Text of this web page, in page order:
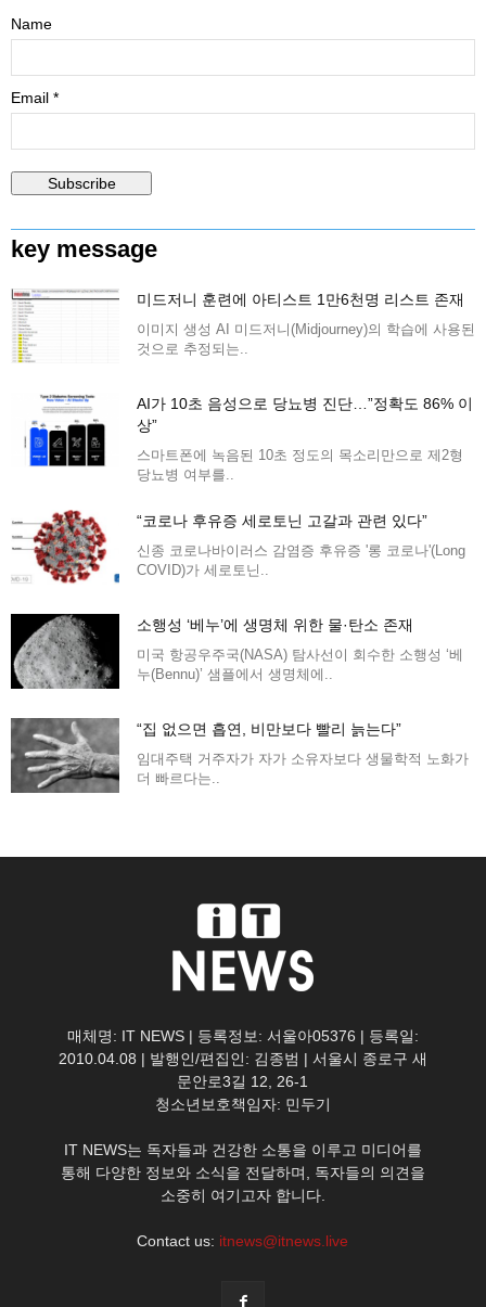
Name
Email *
key message
미드저니 훈련에 아티스트 1만6천명 리스트 존재
이미지 생성 AI 미드저니(Midjourney)의 학습에 사용된
것으로 추정되는..
AI가 10초 음성으로 당뇨병 진단…”정확도 86% 이
상”
스마트폰에 녹음된 10초 정도의 목소리만으로 제2형
당뇨병 여부를..
“코로나 후유증 세로토닌 고갈과 관련 있다”
신종 코로나바이러스 감염증 후유증 '롱 코로나'(Long
COVID)가 세로토닌..
소행성 ‘베누’에 생명체 위한 물·탄소 존재
미국 항공우주국(NASA) 탐사선이 회수한 소행성 ‘베
누(Bennu)’ 샘플에서 생명체에..
“집 없으면 흡연, 비만보다 빨리 늙는다”
임대주택 거주자가 자가 소유자보다 생물학적 노화가
더 빠르다는..
매체명: IT NEWS | 등록정보: 서울아05376 | 등록일:
2010.04.08 | 발행인/편집인: 김종범 | 서울시 종로구 새
문안로3길 12, 26-1
청소년보호책임자: 민두기
IT NEWS는 독자들과 건강한 소통을 이루고 미디어를
통해 다양한 정보와 소식을 전달하며, 독자들의 의견을
소중히 여기고자 합니다.
Contact us: itnews@itnews.live